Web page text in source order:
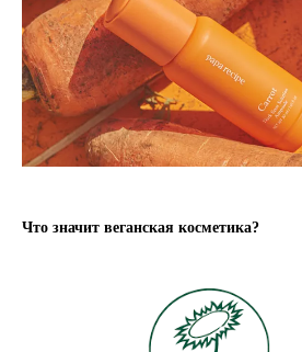
Что значит веганская косметика?